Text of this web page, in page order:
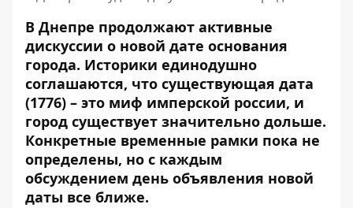
В Днепре продолжают активные
дискуссии о новой дате основания
города. Историки единодушно
соглашаются, что существующая дата
(1776) – это миф имперской россии, и
город существует значительно дольше.
Конкретные временные рамки пока не
определены, но с каждым
обсуждением день объявления новой
даты все ближе.